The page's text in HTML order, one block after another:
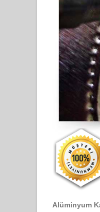
Alüminyum